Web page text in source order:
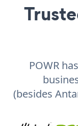
POWR
(besides